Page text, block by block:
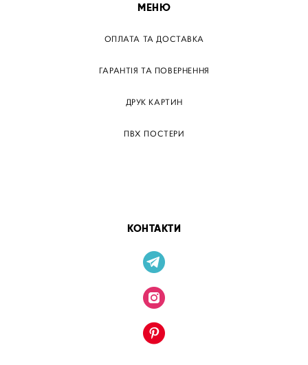
МЕНЮ
ОПЛАТА ТА ДОСТАВКА
ГАРАНТІЯ ТА ПОВЕРНЕННЯ
ДРУК КАРТИН
ПВХ ПОСТЕРИ
КОНТАКТИ